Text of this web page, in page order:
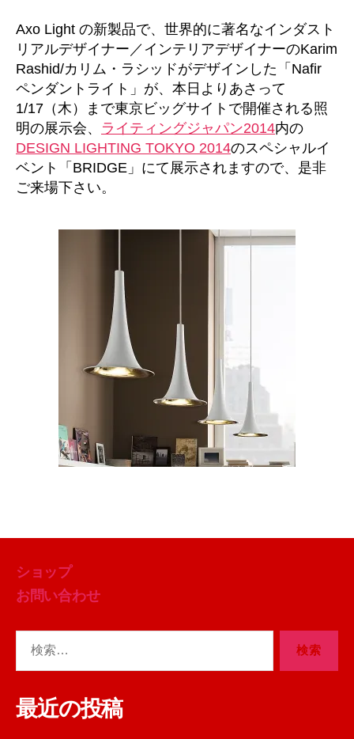
Axo Light の新製品で、世界的に著名なインダスト
リアルデザイナー／インテリアデザイナーのKarim
Rashid/カリム・ラシッドがデザインした「Nafir
ペンダントライト」が、本日よりあさって
1/17（木）まで東京ビッグサイトで開催される照
明の展示会、 ライティングジャパン2014内の
DESIGN LIGHTING TOKYO 2014のスペシャルイ
ベント「BRIDGE」にて展示されますので、是非
ご来場下さい。
ショップ
お問い合わせ
象:
最近の投稿